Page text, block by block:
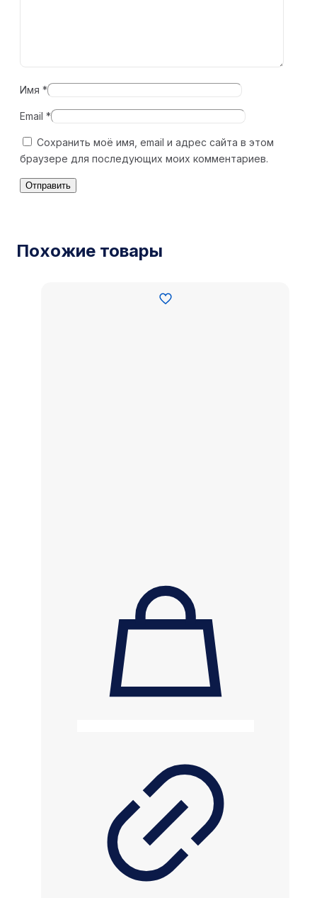
Имя *
Email *
Сохранить моё имя, email и адрес сайта в этом
браузере для последующих моих комментариев.
Похожие товары